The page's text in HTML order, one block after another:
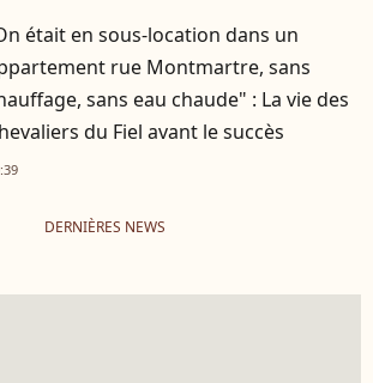
était en sous-location dans un
rue Montmartre, sans
sans eau chaude" : La vie des
du Fiel avant le succès
DERNIÈRES NEWS